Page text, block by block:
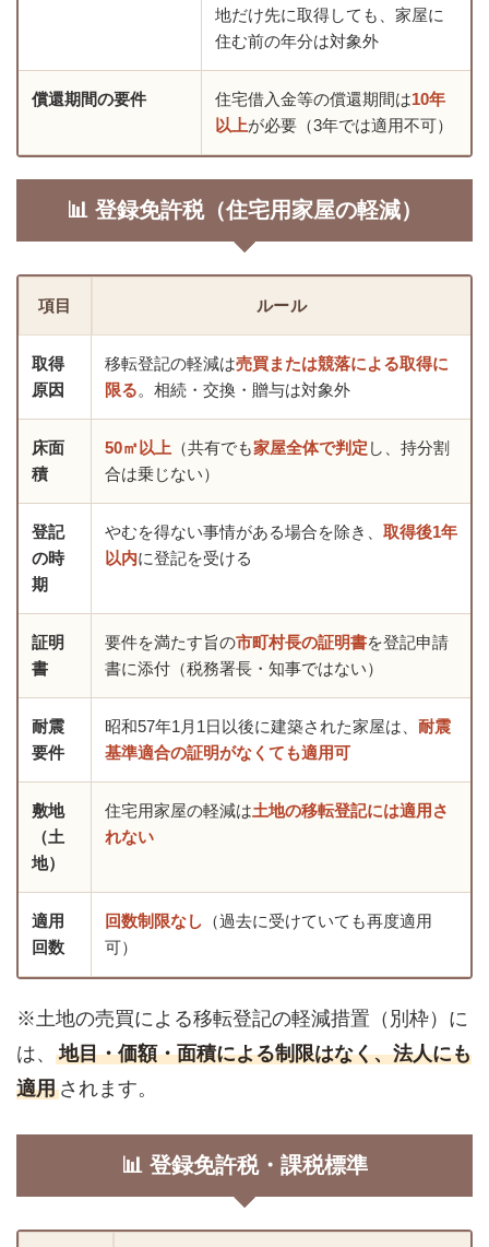
地だけ先に取得しても、家屋に
住む前の年分は対象外
償還期間の要件 住宅借入金等の償還期間は10年
以上が必要（3年では適用不可）
📊 登録免許税（住宅用家屋の軽減）
項目 ルール
取得
原因
移転登記の軽減は売買または競落による取得に
限る。相続・交換・贈与は対象外
床面
積
50㎡以上 （共有でも家屋全体で判定 し、持分割
合は乗じない）
登記
の時
期
やむを得ない事情がある場合を除き、 取得後1年
以内に登記を受ける
証明
書
要件を満たす旨の市町村長の証明書を登記申請
書に添付（税務署長・知事ではない）
耐震
要件
昭和57年1月1日以後に建築された家屋は、 耐震
基準適合の証明がなくても適用可
敷地
（土
地）
住宅用家屋の軽減は土地の移転登記には適用さ
れない
適用
回数
回数制限なし （過去に受けていても再度適用
可）
※土地の売買による移転登記の軽減措置（別枠）に
は、
地目・価額・面積による制限はなく、法人にも
適用 されます。
📊 登録免許税・課税標準